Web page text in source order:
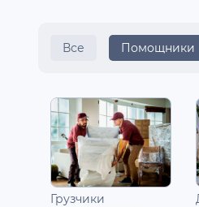
Все Помощники
Грузчики